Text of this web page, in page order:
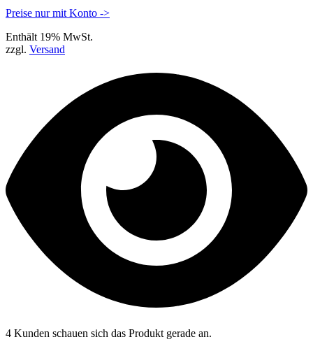
Preise nur mit Konto ->
Enthält 19% MwSt.
zzgl. Versand
4 Kunden schauen sich das Produkt gerade an.